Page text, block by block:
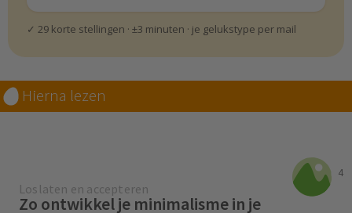
✓ 29 korte stellingen · ±3 minuten · je gelukstype per mail
Hierna lezen
4
Loslaten en accepteren
Zo ontwikkel je minimalisme in je